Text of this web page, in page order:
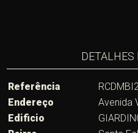
DETALHES
Referência
Endereço
Avenida
Edificio